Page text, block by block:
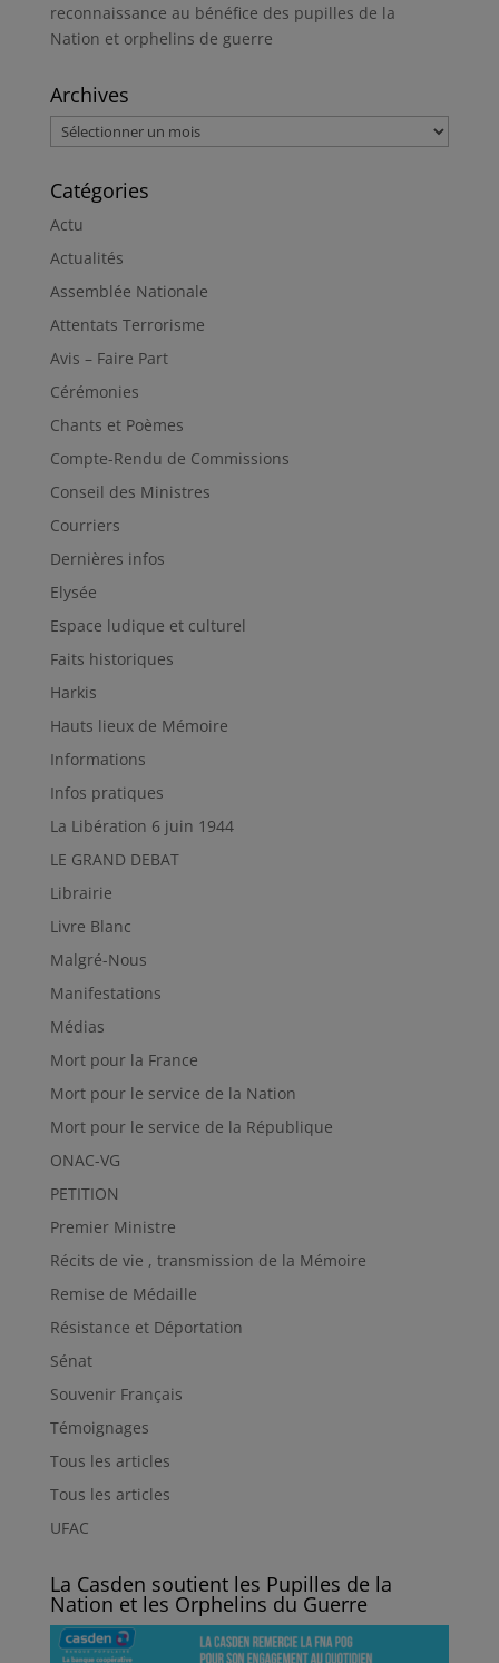
reconnaissance au bénéfice des pupilles de la
Nation et orphelins de guerre
Archives
Archives
Catégories
Actu
Actualités
Assemblée Nationale
Attentats Terrorisme
Avis – Faire Part
Cérémonies
Chants et Poèmes
Compte-Rendu de Commissions
Conseil des Ministres
Courriers
Dernières infos
Elysée
Espace ludique et culturel
Faits historiques
Harkis
Hauts lieux de Mémoire
Informations
Infos pratiques
La Libération 6 juin 1944
LE GRAND DEBAT
Librairie
Livre Blanc
Malgré-Nous
Manifestations
Médias
Mort pour la France
Mort pour le service de la Nation
Mort pour le service de la République
ONAC-VG
PETITION
Premier Ministre
Récits de vie , transmission de la Mémoire
Remise de Médaille
Résistance et Déportation
Sénat
Souvenir Français
Témoignages
Tous les articles
Tous les articles
UFAC
La Casden soutient les Pupilles de la
Nation et les Orphelins du Guerre